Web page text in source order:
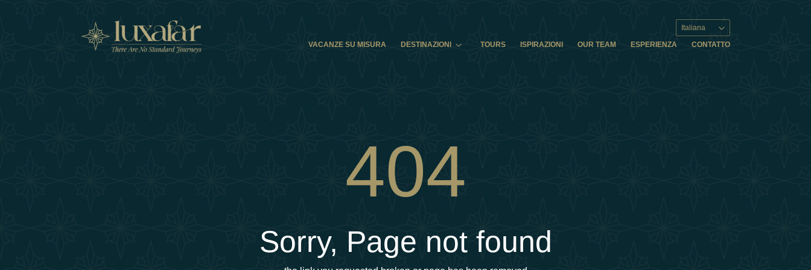
Italiana
VACANZE SU MISURA
DESTINAZIONI TOURS ISPIRAZIONI OUR TEAM ESPERIENZA CONTATTO
404
Sorry, Page not found